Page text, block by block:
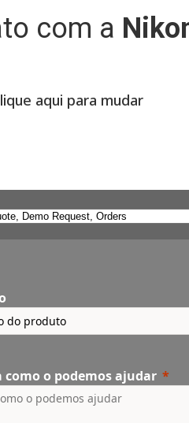
com a
aqui para mudar
como o podemos ajudar